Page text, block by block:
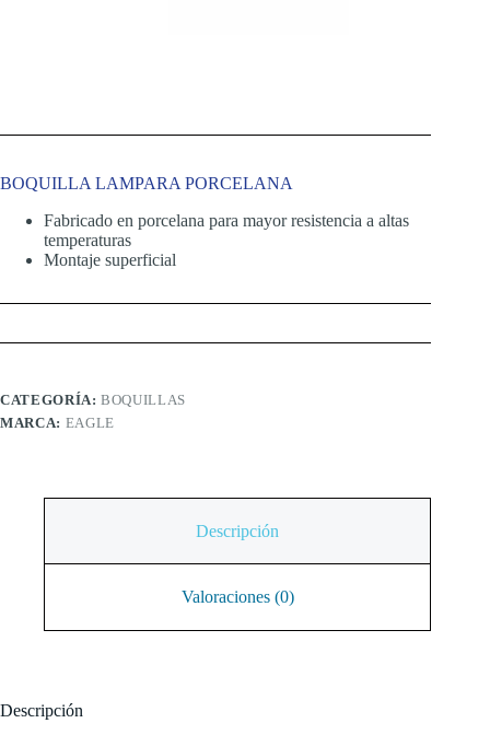
BOQUILLA LAMPARA PORCELANA
Fabricado en porcelana para mayor resistencia a altas
temperaturas
Montaje superficial
CATEGORÍA:BOQUILLAS
MARCA: EAGLE
Descripción
Valoraciones (0)
Descripción